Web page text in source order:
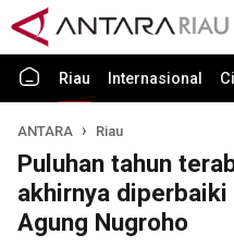
Riau Internasional
ANTARA Riau
Puluhan tahun
akhirnya
Agung Nugroho